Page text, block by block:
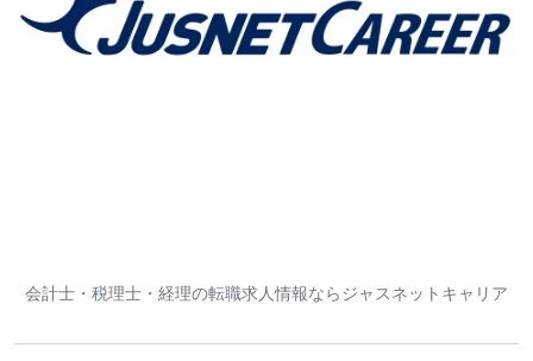
会計士・税理士・経理の転職求人情報ならジャスネットキャリア